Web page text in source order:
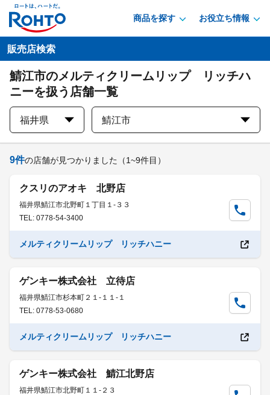
商品を探す お役立ち情報
販売店検索
鯖江市のメルティクリームリップ リッチハ
ニーを扱う店舗一覧
福井県 鯖江市
9件の店舗が見つかりました （1~9件目）
クスリのアオキ 北野店
福井県鯖江市北野町１丁目１-３３
TEL: 0778-54-3400
メルティクリームリップ リッチハニー
ゲンキー株式会社 立待店
福井県鯖江市杉本町２１-１１-１
TEL: 0778-53-0680
メルティクリームリップ リッチハニー
ゲンキー株式会社 鯖江北野店
福井県鯖江市北野町１１-２３